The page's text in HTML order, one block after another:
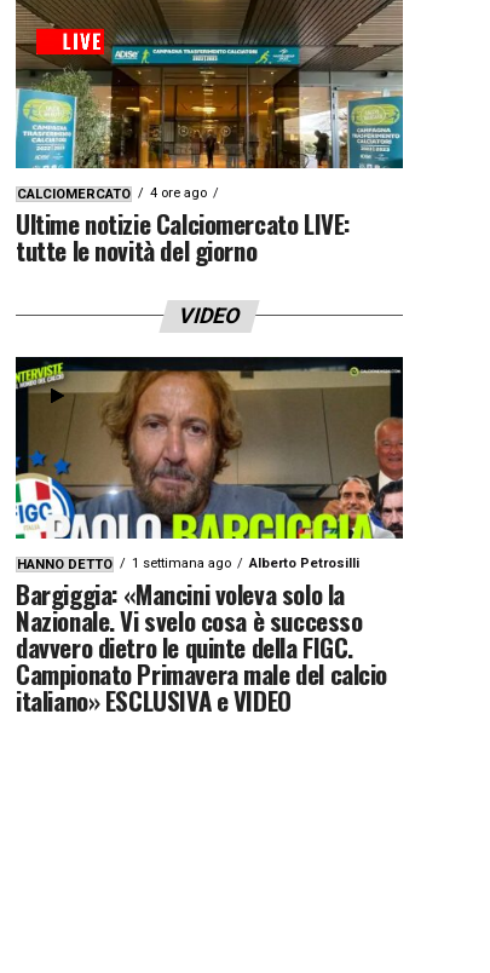
CALCIOMERCATO 4 ore ago
Ultime notizie Calciomercato LIVE:
tutte le novità del giorno
VIDEO
HANNO DETTO 1 settimana ago Alberto Petrosilli
Bargiggia: «Mancini voleva solo la
Nazionale. Vi svelo cosa è successo
davvero dietro le quinte della FIGC.
Campionato Primavera male del calcio
italiano» ESCLUSIVA e VIDEO